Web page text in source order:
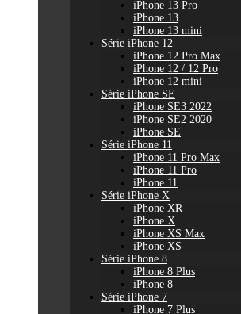
iPhone 13 Pro
iPhone 13
iPhone 13 mini
Série iPhone 12
iPhone 12 Pro Max
iPhone 12 / 12 Pro
iPhone 12 mini
Série iPhone SE
iPhone SE3 2022
iPhone SE2 2020
iPhone SE
Série iPhone 11
iPhone 11 Pro Max
iPhone 11 Pro
iPhone 11
Série iPhone X
iPhone XR
iPhone X
iPhone XS Max
iPhone XS
Série iPhone 8
iPhone 8 Plus
iPhone 8
Série iPhone 7
iPhone 7 Plus